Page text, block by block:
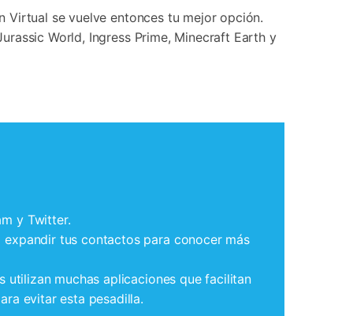
Virtual se vuelve entonces tu mejor opción.
World, Ingress Prime, Minecraft Earth y
y Twitter.
tus contactos para conocer más
utilizan muchas aplicaciones que facilitan
evitar esta pesadilla.